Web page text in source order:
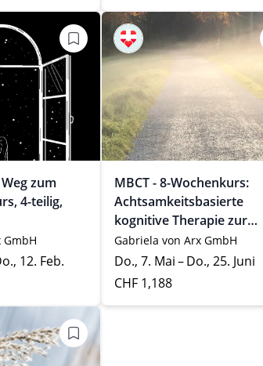
zum
4-teilig,
12. Feb.
MBCT - 8-Wochenkurs:
Achtsamkeitsbasierte
kognitive Therapie zur
Rückfallprophylaxe und
Behandlung von
Depressionen und
Gabriela von Arx GmbH
Do., 7. Mai – Do., 25. Juni
CHF 1,188